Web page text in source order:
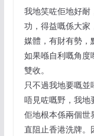
我地笑咗佢地好耐
功，得益嘅係大家
媒體，有財有勢，
如果喺自利嘅角度
雙收。
只不過我地要嘅並
唔見咗嘅野，我地
佢地根本係兩個世
直阻止香港洗牌。